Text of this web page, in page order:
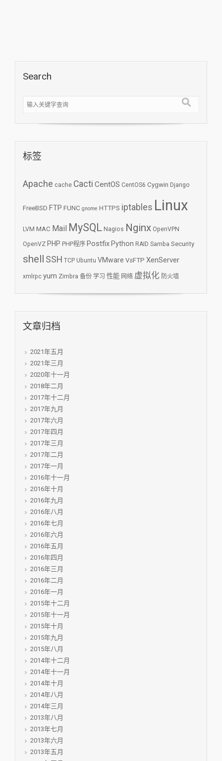
Search
标签
Apache cache Cacti CentOS CentOS6 Cygwin Django
FreeBSD FTP FUNC gnome HTTPS iptables Linux
LVM MAC Mail MySQL Nagios Nginx OpenVPN
OpenVZ PHP PHP程序 Postfix Python RAID Samba Security
shell SSH TCP Ubuntu VMware VsFTP XenServer
xmlrpc yum Zimbra 备份 学习 性能 网络 虚拟化 防火墙
文章归档
2021年五月
2021年三月
2020年十一月
2018年二月
2017年十二月
2017年九月
2017年六月
2017年四月
2017年三月
2017年二月
2017年一月
2016年十一月
2016年十月
2016年九月
2016年八月
2016年七月
2016年六月
2016年五月
2016年四月
2016年三月
2016年二月
2016年一月
2015年十二月
2015年十一月
2015年十月
2015年九月
2015年八月
2014年十二月
2014年十一月
2014年十月
2014年八月
2014年三月
2013年八月
2013年七月
2013年六月
2013年五月